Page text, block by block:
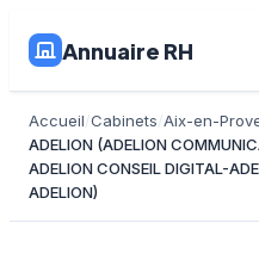
Annuaire RH
Accueil Cabinets Aix-en-
ADELION (ADELION
ADELION CONSEIL DIGITAL-
ADELION)